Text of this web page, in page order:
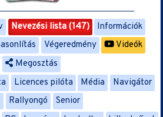
Nevezési lista (147)
Információk
Végeredmény
Videók
Megosztás
Licences pilóta Média
Navigátor
Rallyongó
Senior